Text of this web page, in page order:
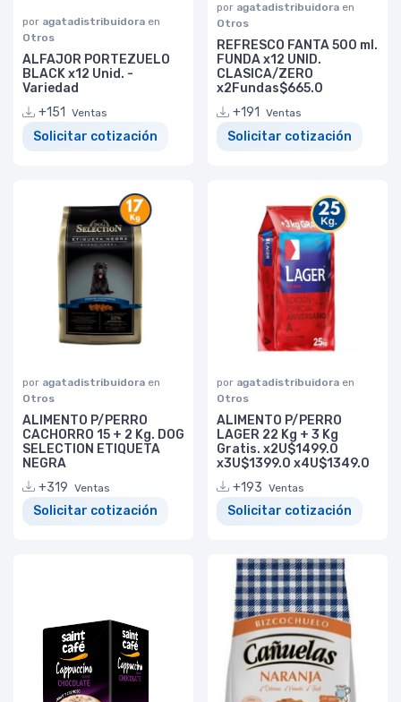
por agatadistribuidora en
Otros
ALFAJOR PORTEZUELO
BLACK x12 Unid. -
Variedad
+151
Ventas
Solicitar cotización
por agatadistribuidora en
Otros
REFRESCO FANTA 500 ml.
FUNDA x12 UNID.
CLASICA/ZERO
x2Fundas$665.0
+191
Ventas
Solicitar cotización
por agatadistribuidora en
Otros
ALIMENTO P/PERRO
CACHORRO 15 + 2 Kg. DOG
SELECTION ETIQUETA
NEGRA
+319 Ventas
Solicitar cotización
por agatadistribuidora en
Otros
ALIMENTO P/PERRO
LAGER 22 Kg + 3 Kg
Gratis. x2U$1499.0
x3U$1399.0 x4U$1349.0
+193 Ventas
Solicitar cotización